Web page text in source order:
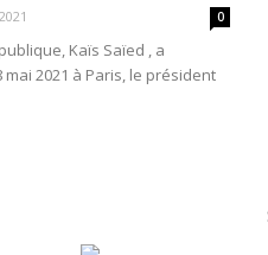
0
Kaïs Saïed , a
2021 à Paris, le président